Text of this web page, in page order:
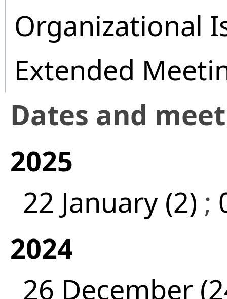
Organizational
Extended
Dates and
2025
22 January (2) ;
2024
26 December